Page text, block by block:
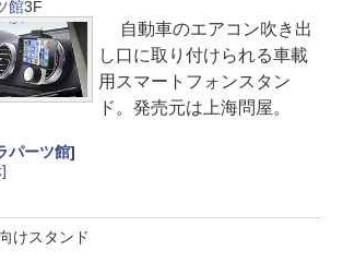
館3F
自動車のエアコン吹き出
し口に取り付けられる車載
用スマートフォンスタン
ド。発売元は上海問屋。
パーツ館]
けスタンド